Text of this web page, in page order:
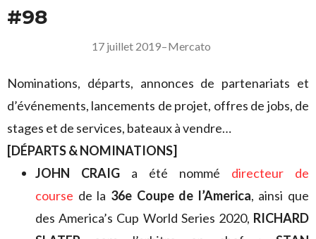
#98
17 juillet 2019–Mercato
Nominations, départs, annonces de partenariats et
d’événements, lancements de projet, offres de jobs, de
stages et de services, bateaux à vendre…
[DÉPARTS & NOMINATIONS]
JOHN CRAIG a été nommé directeur de
course de la 36e Coupe de l’America, ainsi que
des America’s Cup World Series 2020, RICHARD